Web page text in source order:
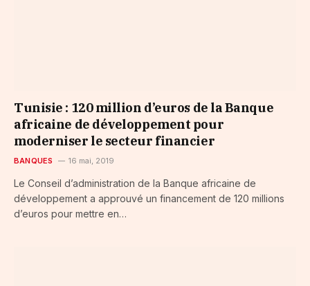
Tunisie : 120 million d’euros de la Banque
africaine de développement pour
moderniser le secteur financier
BANQUES 16 mai, 2019
Le Conseil d’administration de la Banque africaine de
développement a approuvé un financement de 120 millions
d’euros pour mettre en…